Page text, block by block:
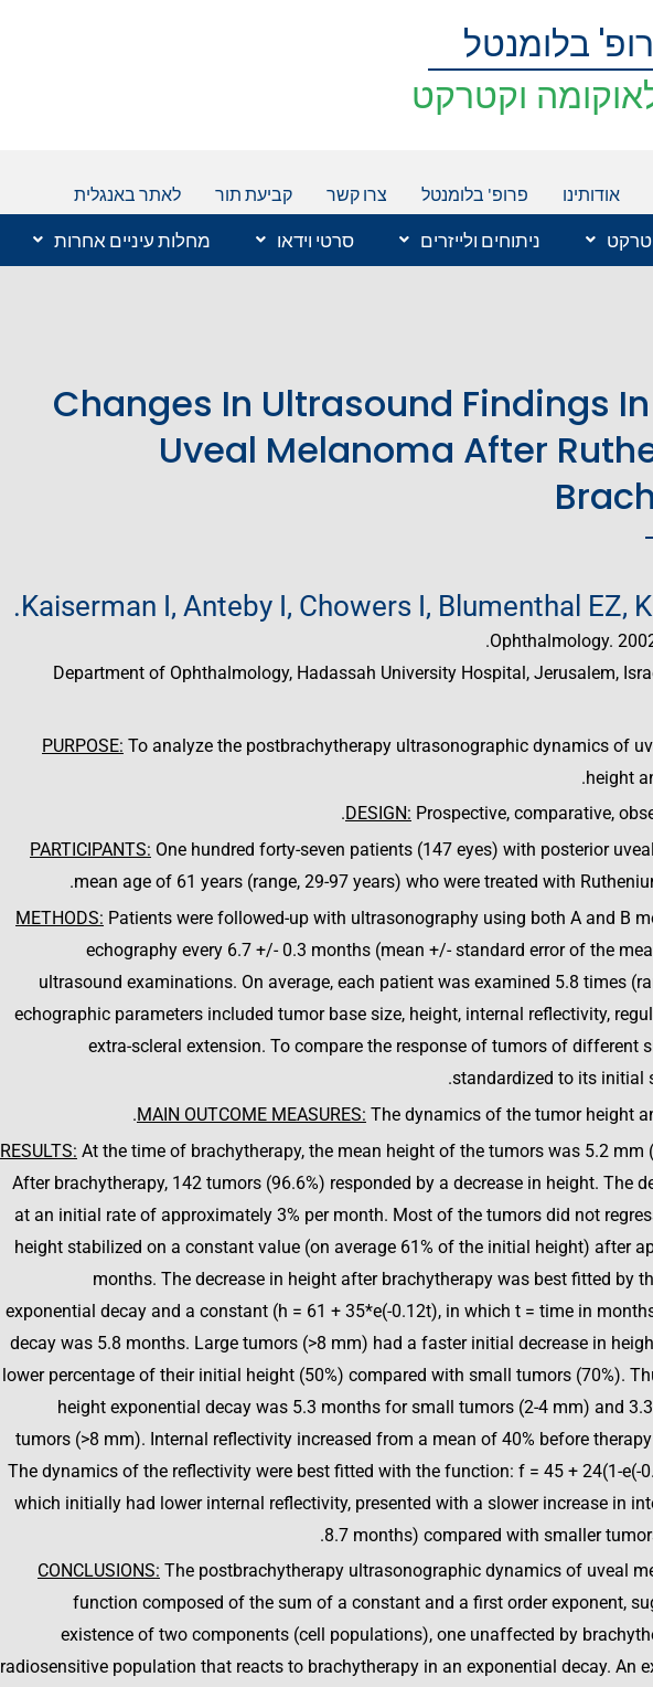
בלומנטל
וקטרקט
אודותינו פרופ' בלומנטל צרו קשר קביעת תור לאתר באנגלית
ניתוחים ולייזרים סרטי וידאו מחלות עיניים אחרות
Changes In Ultrasound Findings
Uveal Melanoma After
Kaiserman I, Anteby I, Chowers I, Blumenthal EZ,
Ophthalmology.
Department of Ophthalmology, Hadassah University Hospital, Jerusalem,
PURPOSE: To analyze the postbrachytherapy ultrasonographic dynamics of
height
DESIGN: Prospective, comparative,
PARTICIPANTS: One hundred forty-seven patients (147 eyes) with posterior
mean age of 61 years (range, 29-97 years) who were treated with
METHODS: Patients were followed-up with ultrasonography using both A and B
echography every 6.7 +/- 0.3 months (mean +/- standard error of the
ultrasound examinations. On average, each patient was examined 5.8 times
echographic parameters included tumor base size, height, internal reflectivity,
extra-scleral extension. To compare the response of tumors of different
standardized to its initial
MAIN OUTCOME MEASURES: The dynamics of the tumor height
RESULTS: At the time of brachytherapy, the mean height of the tumors was 5.2 mm
After brachytherapy, 142 tumors (96.6%) responded by a decrease in height. The
at an initial rate of approximately 3% per month. Most of the tumors did not
height stabilized on a constant value (on average 61% of the initial height) after
months. The decrease in height after brachytherapy was best fitted by
exponential decay and a constant (h = 61 + 35*e(-0.12t), in which t = time in
decay was 5.8 months. Large tumors (>8 mm) had a faster initial decrease in
lower percentage of their initial height (50%) compared with small tumors (70%).
height exponential decay was 5.3 months for small tumors (2-4 mm) and
tumors (>8 mm). Internal reflectivity increased from a mean of 40% before
The dynamics of the reflectivity were best fitted with the function: f = 45 + 24(1-e(-
which initially had lower internal reflectivity, presented with a slower increase in
8.7 months) compared with smaller
CONCLUSIONS: The postbrachytherapy ultrasonographic dynamics of uveal
function composed of the sum of a constant and a first order exponent,
existence of two components (cell populations), one unaffected by
radiosensitive population that reacts to brachytherapy in an exponential decay. An